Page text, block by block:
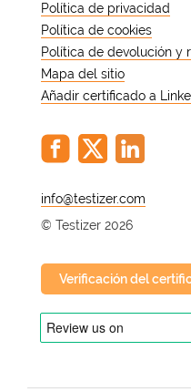
Política de privacidad
Política de cookies
Política de devolución y
Mapa del sitio
Añadir certificado a
@
© Testizer 2026
Verificación del